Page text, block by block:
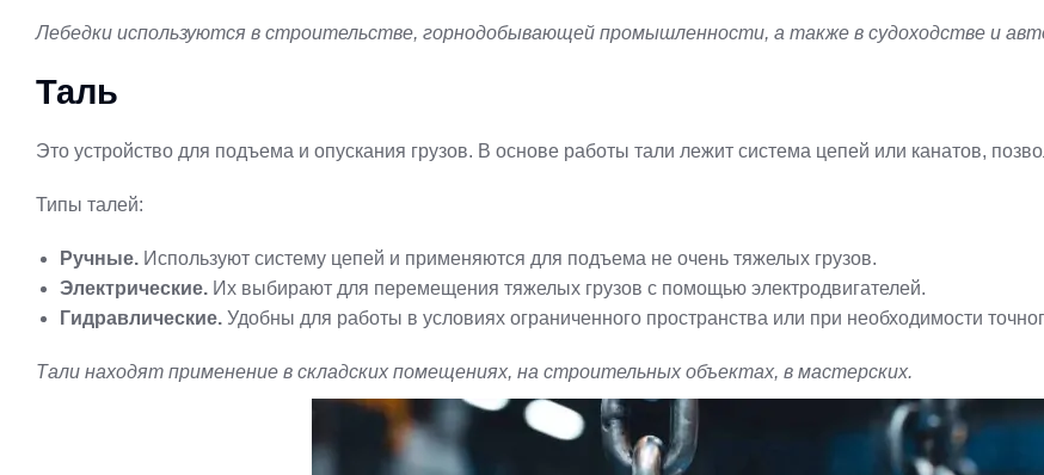
Лебедки используются в строительстве, горнодобывающей промышленности, а также в судоходстве и
Таль
Это устройство для подъема и опускания грузов. В основе работы тали лежит система цепей или канатов,
Типы талей:
Ручные. Используют систему цепей и применяются для подъема не очень тяжелых грузов.
Электрические. Их выбирают для перемещения тяжелых грузов с помощью электродвигателей.
Гидравлические. Удобны для работы в условиях ограниченного пространства или при необходимости
Тали находят применение в складских помещениях, на строительных объектах, в мастерских.